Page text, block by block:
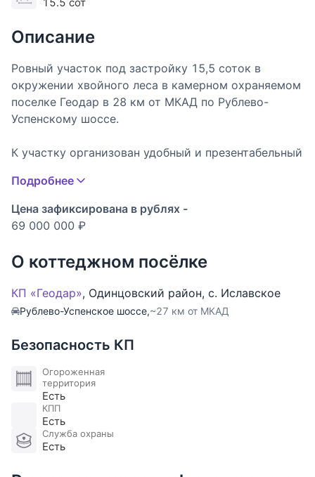
Описание
Ровный участок под застройку 15,5 соток в
окружении хвойного леса в камерном охраняемом
поселке Геодар в 28 км от МКАД по Рублево-
Успенскому шоссе.
К участку организован удобный и презентабельный
Из окон будущего коттеджа будут открываться
живописные виды на корабельные сосны.
КОММУНИКАЦИИ
Магистральный газ, электричество 15 кВт (с
возможностью расширения), центральные
водопровод и канализация. Оптико-волоконный
интернет кабель подведен к участку.
ПОСЕЛОК
Уютный камерный коттеджный поселок на 10
домов, окруженный вековыми деревьями. На
въезде КПП и шлагбаум, вся территория
огорожена единым забором и освещается в
вечернее время.
Установлены камеры видеонаблюдения, построен
Подробнее
Цена зафиксирована в рублях -
69 000 000 ₽
О коттеджном посёлке
КП «Геодар», Одинцовский район, с. Иславское
Рублево-Успенское шоссе,~27 км от МКАД
Безопасность КП
Огороженная
территория
Есть
КПП
Есть
Служба охраны
Есть